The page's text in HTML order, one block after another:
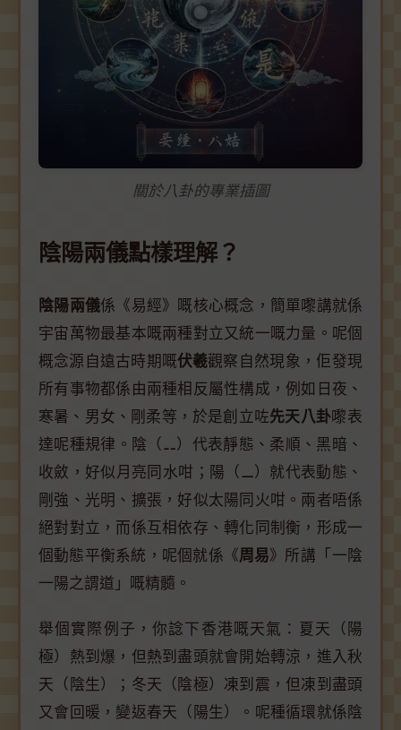
關於八卦的專業插圖
陰陽兩儀點樣理解？
陰陽兩儀係《易經》嘅核心概念，簡單嚟講就係
宇宙萬物最基本嘅兩種對立又統一嘅力量。呢個
概念源自遠古時期嘅伏羲觀察自然現象，佢發現
所有事物都係由兩種相反屬性構成，例如日夜、
寒暑、男女、剛柔等，於是創立咗先天八卦嚟表
達呢種規律。陰（⚋）代表靜態、柔順、黑暗、
收斂，好似月亮同水咁；陽（⚊）就代表動態、
剛強、光明、擴張，好似太陽同火咁。兩者唔係
絕對對立，而係互相依存、轉化同制衡，形成一
個動態平衡系統，呢個就係《周易》所講「一陰
一陽之謂道」嘅精髓。
舉個實際例子，你諗下香港嘅天氣：夏天（陽
極）熱到爆，但熱到盡頭就會開始轉涼，進入秋
天（陰生）；冬天（陰極）凍到震，但凍到盡頭
又會回暖，變返春天（陽生）。呢種循環就係陰